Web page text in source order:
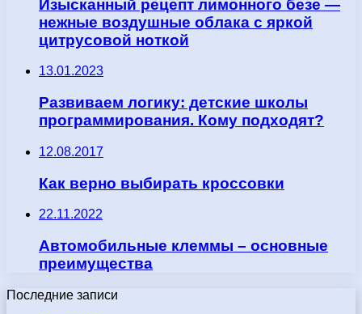
Изысканный рецепт лимонного безе —
нежные воздушные облака с яркой
цитрусовой ноткой
13.01.2023
Развиваем логику: детские школы
программирования. Кому подходят?
12.08.2017
Как верно выбирать кроссовки
22.11.2022
Автомобильные клеммы – основные
преимущества
Последние записи